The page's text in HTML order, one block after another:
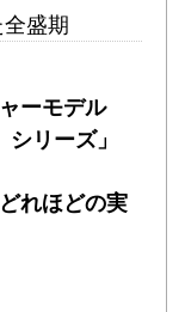
盛期
ーモデル
リーズ」
れほどの実